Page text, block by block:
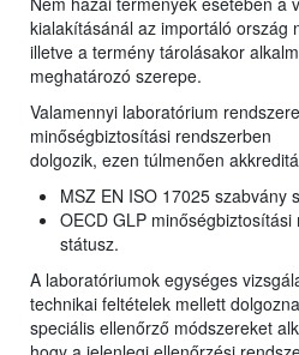
kialakításánál az importáló ország
illetve a termény tárolásakor
meghatározó szerepe.
Valamennyi laboratórium
minőségbiztosítási rendszerben
dolgozik, ezen túlmenően
MSZ EN ISO 17025 szabvány
OECD GLP
státusz.
A laboratóriumok egységes
technikai feltételek mellett
speciális ellenőrző módszereket